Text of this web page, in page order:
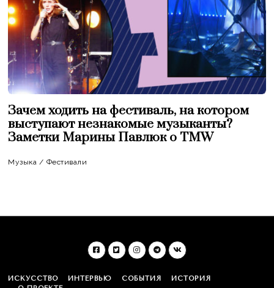
Зачем ходить на фестиваль, на котором
выступают незнакомые музыканты?
Заметки Марины Павлюк о TMW
Музыка / Фестивали
ИСКУССТВО ИНТЕРВЬЮ СОБЫТИЯ
ИСТОРИЯ